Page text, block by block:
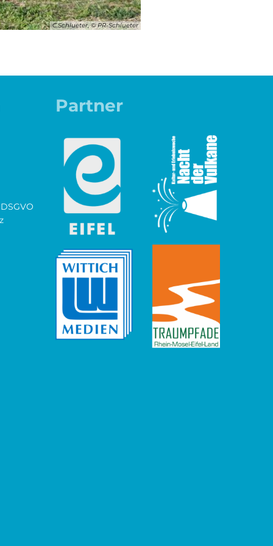
C.Schlueter, © PR-Schlueter
Partner